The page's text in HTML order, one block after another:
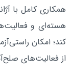
همکاری کامل با
هسته‌ای و
کند؛ امکان
از فعالیت‌های